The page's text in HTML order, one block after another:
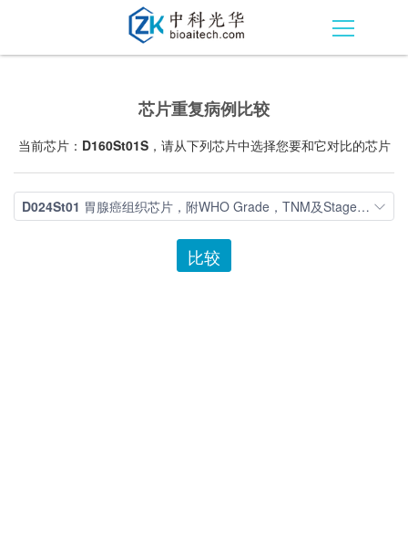
芯片重复病例比较
当前芯片： D160St01S，请从下列芯片中选择您要和它对比的芯片
D024St01 胃腺癌组织芯片，附WHO Grade，TNM及Stage分期
比较